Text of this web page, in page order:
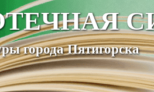
города Пятигорска